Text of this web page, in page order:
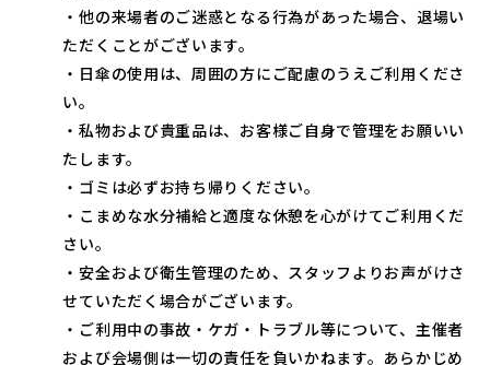
・他の来場者のご迷惑となる行為があった場合、退場い
ただくことがございます。
・日傘の使用は、周囲の方にご配慮のうえご利用くださ
い。
・私物および貴重品は、お客様ご自身で管理をお願いい
たします。
・ゴミは必ずお持ち帰りください。
・こまめな水分補給と適度な休憩を心がけてご利用くだ
さい。
・安全および衛生管理のため、スタッフよりお声がけさ
せていただく場合がございます。
・ご利用中の事故・ケガ・トラブル等について、主催者
および会場側は一切の責任を負いかねます。あらかじめ